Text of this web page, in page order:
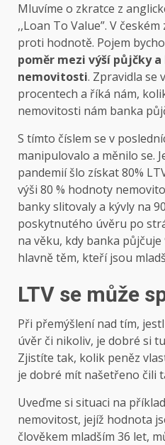
Mluvíme o zkratce z
,,Loan To Value”. V
proti hodnotě. Pojem
poměr mezi výší půjčky
nemovitosti. Zpravidla se
procentech a říká nám,
nemovitosti nám banka
S tímto číslem se v
manipulovalo a měnilo se.
pandemií šlo získat 80%
výši 80 % hodnoty
banky slitovaly a kývly na
poskytnutého úvěru po
na věku, kdy banka
hlavně těm, kteří jsou
LTV se může
Při přemýšlení nad tím,
úvěr či nikoliv, je dobré si
Zjistíte tak, kolik peněz
je dobré mít našetřeno čili
Uveďme si situaci na
nemovitost, jejíž hodnota
člověkem mladším 36 let,